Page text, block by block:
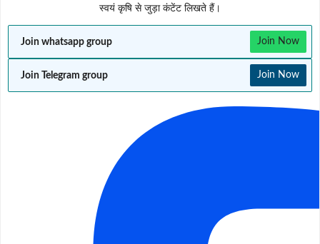
स्वयं कृषि से जुड़ा कंटेंट लिखते हैं।
Join whatsapp group Join Now
Join Telegram group Join Now